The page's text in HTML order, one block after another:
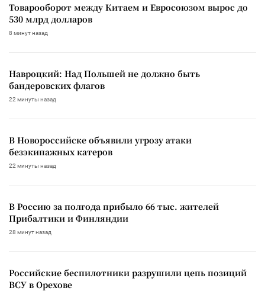
Товарооборот между Китаем и Евросоюзом вырос до
530 млрд долларов
8 минут назад
Навроцкий: Над Польшей не должно быть
бандеровских флагов
22 минуты назад
В Новороссийске объявили угрозу атаки
безэкипажных катеров
22 минуты назад
В Россию за полгода прибыло 66 тыс. жителей
Прибалтики и Финляндии
28 минут назад
Российские беспилотники разрушили цепь позиций
ВСУ в Орехове